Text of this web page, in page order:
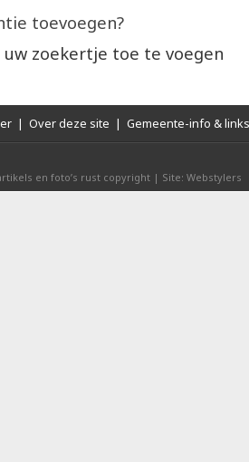
toevoegen?
zoekertje toe te voegen
| Over deze site | Gemeente-info & links
en foto’s rust copyright | Site: Webstylers